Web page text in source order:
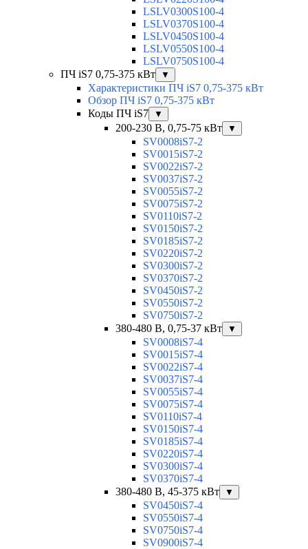
LSLV0300S100-4
LSLV0370S100-4
LSLV0450S100-4
LSLV0550S100-4
LSLV0750S100-4
ПЧ iS7 0,75-375 кВт
▼
Характеристики ПЧ iS7 0,75-375 кВт
Обзор ПЧ iS7 0,75-375 кВт
Коды ПЧ iS7
▼
200-230 В, 0,75-75 кВт ▼
SV0008iS7-2
SV0015iS7-2
SV0022iS7-2
SV0037iS7-2
SV0055iS7-2
SV0075iS7-2
SV0110iS7-2
SV0150iS7-2
SV0185iS7-2
SV0220iS7-2
SV0300iS7-2
SV0370iS7-2
SV0450iS7-2
SV0550iS7-2
SV0750iS7-2
380-480 В, 0,75-37 кВт
▼
SV0008iS7-4
SV0015iS7-4
SV0022iS7-4
SV0037iS7-4
SV0055iS7-4
SV0075iS7-4
SV0110iS7-4
SV0150iS7-4
SV0185iS7-4
SV0220iS7-4
SV0300iS7-4
SV0370iS7-4
380-480 В, 45-375 кВт
▼
SV0450iS7-4
SV0550iS7-4
SV0750iS7-4
SV0900iS7-4